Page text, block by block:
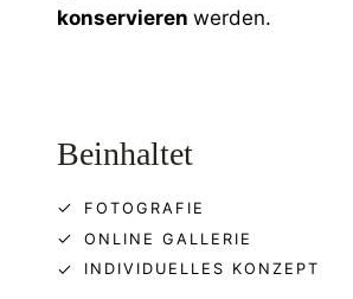
konservieren werden.
Beinhaltet
FOTOGRAFIE
ONLINE GALLERIE
INDIVIDUELLES KONZEPT